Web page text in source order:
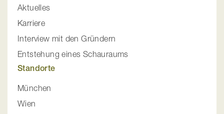
Aktuelles
Karriere
Interview mit den Gründern
Entstehung eines Schauraums
Standorte
München
Wien